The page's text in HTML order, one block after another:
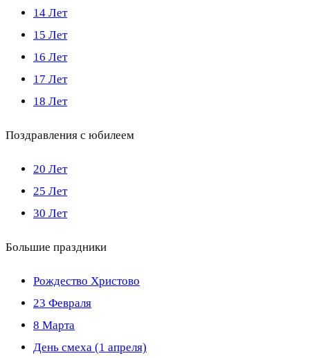
14 Лет
15 Лет
16 Лет
17 Лет
18 Лет
Поздравления с юбилеем
20 Лет
25 Лет
30 Лет
Большие праздники
Рождество Христово
23 Февраля
8 Марта
День смеха (1 апреля)